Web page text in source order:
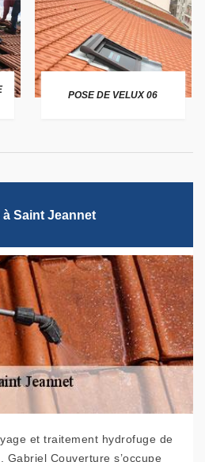
POSE DE VELUX 06
Saint Jeannet
et traitement hydrofuge de
Couverture s’occupe